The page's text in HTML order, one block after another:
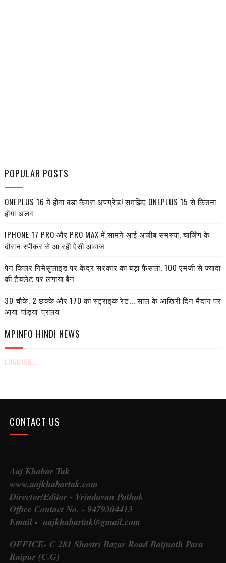
POPULAR POSTS
ONEPLUS 16 में होगा बड़ा कैमरा अपग्रेड! समझिए ONEPLUS 15 से कितना
होगा अलग
IPHONE 17 PRO और PRO MAX में सामने आई अजीब समस्या, चार्जिंग के
दौरान स्पीकर से आ रही ऐसी आवाज
पेन किलर निमेसुलाइड पर केंद्र सरकार का बड़ा फैसला, 100 एमजी से ज्यादा
की टैबलेट पर लगाया बैन
30 चौके, 2 छक्के और 170 का स्ट्राइक रेट... साल के आखिरी दिन मैदान पर
आया 'पांड्या' प्रलय
MPINFO HINDI NEWS
LOADING...
CONTACT US
Aaj Khabar Tak
www.aajkhabartak.com
Director/Editor - Vrindavan Pathak
Office Contact No. - 9479304413
Email - aajkhabartak@gmail.com
OFFICE- C 281 Shastri Bazar Road Baijnath Para
Raipur (C.G)